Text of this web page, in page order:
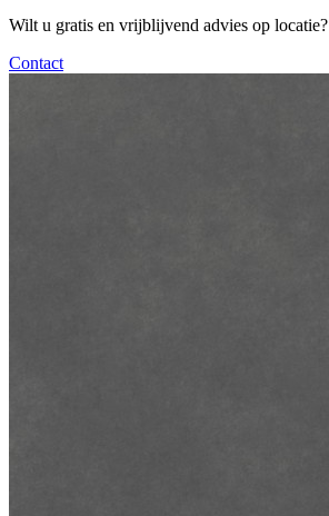
Wilt u gratis en vrijblijvend advies op locatie?
Contact